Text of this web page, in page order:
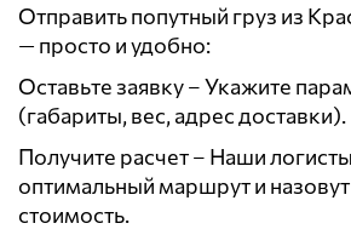
Отправить попутный груз из
— просто и удобно:
Оставьте заявку – Укажите
(габариты, вес, адрес доставки).
Получите расчет – Наши
оптимальный маршрут и
стоимость.